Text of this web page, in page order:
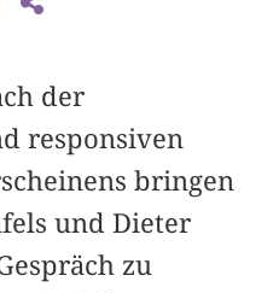
der
responsiven
bringen
und Dieter
zu